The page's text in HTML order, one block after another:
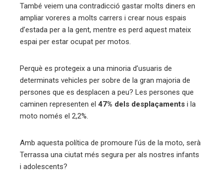
També veiem una contradicció gastar molts diners en
ampliar voreres a molts carrers i crear nous espais
d’estada per a la gent, mentre es perd aquest mateix
espai per estar ocupat per motos.
Perquè es protegeix a una minoria d’usuaris de
determinats vehicles per sobre de la gran majoria de
persones que es desplacen a peu? Les persones que
caminen representen el 47% dels desplaçaments i la
moto només el 2,2%.
Amb aquesta política de promoure l’ús de la moto, serà
Terrassa una ciutat més segura per als nostres infants
i adolescents?